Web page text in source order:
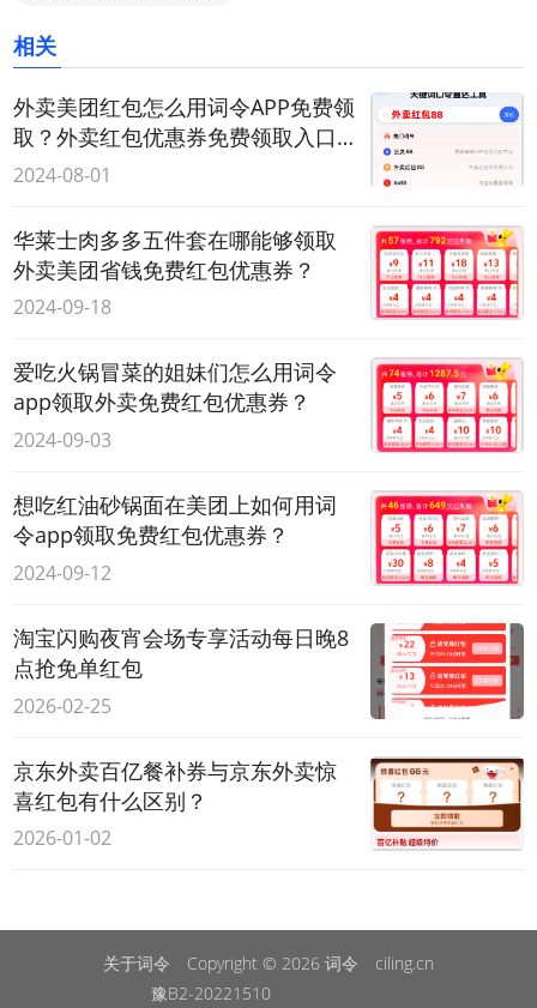
相关
外卖美团红包怎么用词令APP免费领
取？外卖红包优惠券免费领取入口
在哪？
2024-08-01
华莱士肉多多五件套在哪能够领取
外卖美团省钱免费红包优惠券？
2024-09-18
爱吃火锅冒菜的姐妹们怎么用词令
app领取外卖免费红包优惠券？
2024-09-03
想吃红油砂锅面在美团上如何用词
令app领取免费红包优惠券？
2024-09-12
淘宝闪购夜宵会场专享活动每日晚8
点抢免单红包
2026-02-25
京东外卖百亿餐补券与京东外卖惊
喜红包有什么区别？
2026-01-02
关于词令 Copyright © 2026 词令
ciling.cn
豫B2-20221510